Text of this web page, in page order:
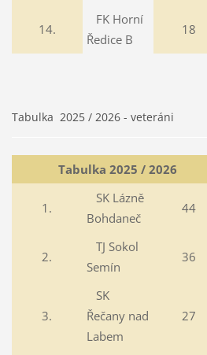
14.
FK Horní
Ředice B
18
Tabulka 2025 / 2026 - veteráni
Tabulka 2025 / 2026
1.
SK Lázně
Bohdaneč
44
2.
TJ Sokol
Semín
36
3.
SK
Řečany nad
Labem
27